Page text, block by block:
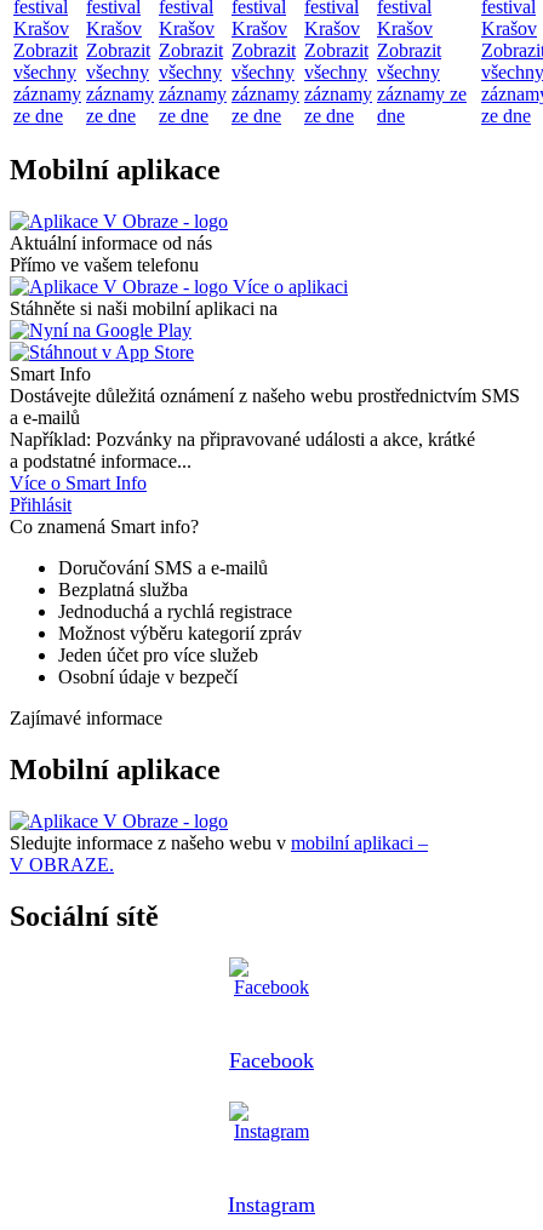
festival
Krašov
Zobrazit
všechny
záznamy
ze dne
festival
Krašov
Zobrazit
všechny
záznamy
ze dne
festival
Krašov
Zobrazit
všechny
záznamy
ze dne
festival
Krašov
Zobrazit
všechny
záznamy
ze dne
festival
Krašov
Zobrazit
všechny
záznamy
ze dne
festival
Krašov
Zobrazit
všechny
záznamy ze
dne
festival
Krašov
všechny
ze dne
Mobilní aplikace
Aktuální informace od nás
Přímo ve vašem telefonu
Více o aplikaci
Stáhněte si naši mobilní aplikaci na
Smart Info
Dostávejte důležitá oznámení z našeho webu prostřednictvím SMS
a e-mailů
Například: Pozvánky na připravované události a akce, krátké
a podstatné informace...
Více o Smart Info
Přihlásit
Co znamená Smart info?
Doručování SMS a e-mailů
Bezplatná služba
Jednoduchá a rychlá registrace
Možnost výběru kategorií zpráv
Jeden účet pro více služeb
Osobní údaje v bezpečí
Zajímavé informace
Mobilní aplikace
Sledujte informace z našeho webu v mobilní aplikaci –
V OBRAZE.
Sociální sítě
Facebook
Instagram